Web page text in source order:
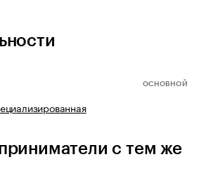
ОСНОВНОЙ
с тем же